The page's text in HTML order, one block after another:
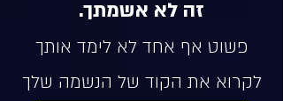
זה לא אשמתך.
פשוט אף אחד לא לימד אותך
לקרוא את הקוד של הנשמה שלך